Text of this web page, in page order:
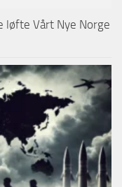
løfte Vårt Nye Norge